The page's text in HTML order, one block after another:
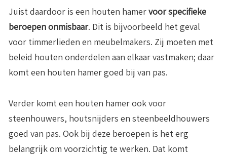
Juist daardoor is een houten hamervoor specifieke
beroepen onmisbaar. Dit is bijvoorbeeld het geval
voor timmerlieden en meubelmakers. Zij moeten met
beleid houten onderdelen aan elkaar vastmaken; daar
komt een houten hamer goed bij van pas.
Verder komt een houten hamer ook voor
steenhouwers, houtsnijders en steenbeeldhouwers
goed van pas. Ook bij deze beroepen is het erg
belangrijk om voorzichtig te werken. Dat komt